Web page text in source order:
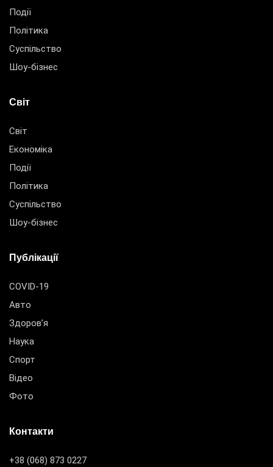
Події
Політика
Суспільство
Шоу-бізнес
Світ
Світ
Економіка
Події
Політика
Суспільство
Шоу-бізнес
Публікації
COVID-19
Авто
Здоров’я
Наука
Спорт
Відео
Фото
Контакти
+38 (068) 873 0227